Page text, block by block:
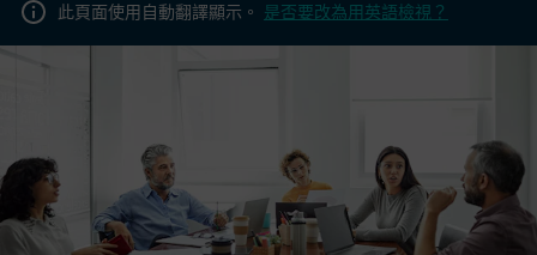
此頁面使用自動翻譯顯示。 是否要改為用英語檢視？